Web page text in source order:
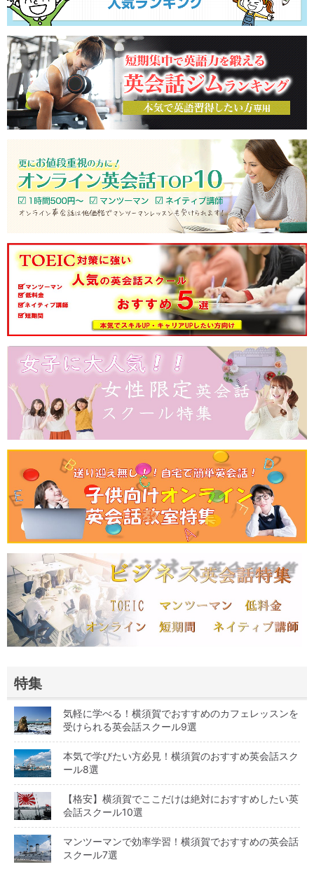
特集
気軽に学べる！横須賀でおすすめのカフェレッスンを
受けられる英会話スクール9選
本気で学びたい方必見！横須賀のおすすめ英会話スク
ール8選
【格安】横須賀でここだけは絶対におすすめしたい英
会話スクール10選
マンツーマンで効率学習！横須賀でおすすめの英会話
スクール7選